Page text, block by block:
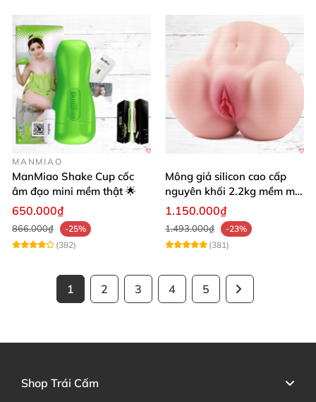
MANMIAO
ManMiao Shake Cup cốc
âm đạo mini mềm thật 🌟
650.000₫
866.000₫
-25%
(382)
Mông giả silicon cao cấp
nguyên khối 2.2kg mềm mại
khít bóp cực thật
1.150.000₫
1.493.000₫
-23%
(381)
1 2 3 4 5
Shop Trái Cấm